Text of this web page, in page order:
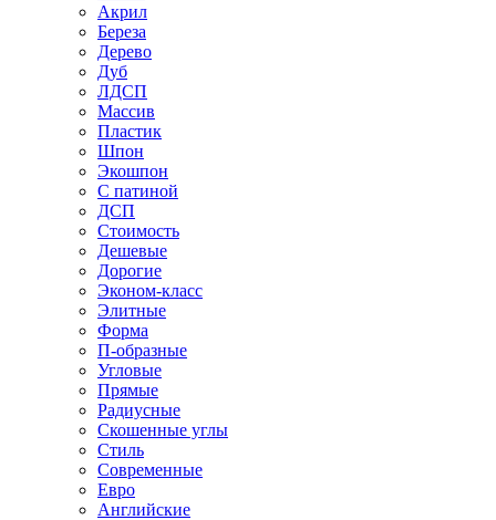
Акрил
Береза
Дерево
Дуб
ЛДСП
Массив
Пластик
Шпон
Экошпон
С патиной
ДСП
Стоимость
Дешевые
Дорогие
Эконом-класс
Элитные
Форма
П-образные
Угловые
Прямые
Радиусные
Скошенные углы
Стиль
Современные
Евро
Английские